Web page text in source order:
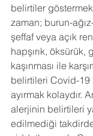
belirtiler
zaman; burun-
şeffaf veya açık
hapşırık, öksürük,
kaşınması ile
belirtileri Covid-
ayırmak kolaydır.
alerjinin belirtileri
edilmediği